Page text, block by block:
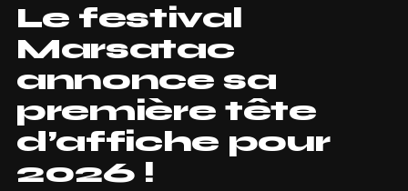
Le festival
Marsatac
annonce sa
première tête
d’affiche pour
2026 !